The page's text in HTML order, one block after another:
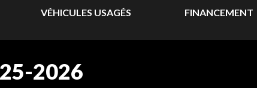
VÉHICULES USAGÉS FINANCEMENT
2026